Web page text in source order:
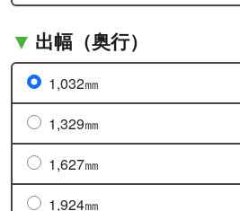
出幅（奥行）
1,032㎜
1,329㎜
1,627㎜
1,924㎜